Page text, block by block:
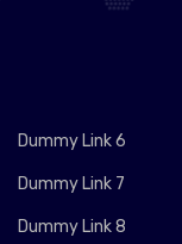
Dummy Link 6
Dummy Link 7
Dummy Link 8